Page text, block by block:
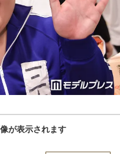
が表示されます